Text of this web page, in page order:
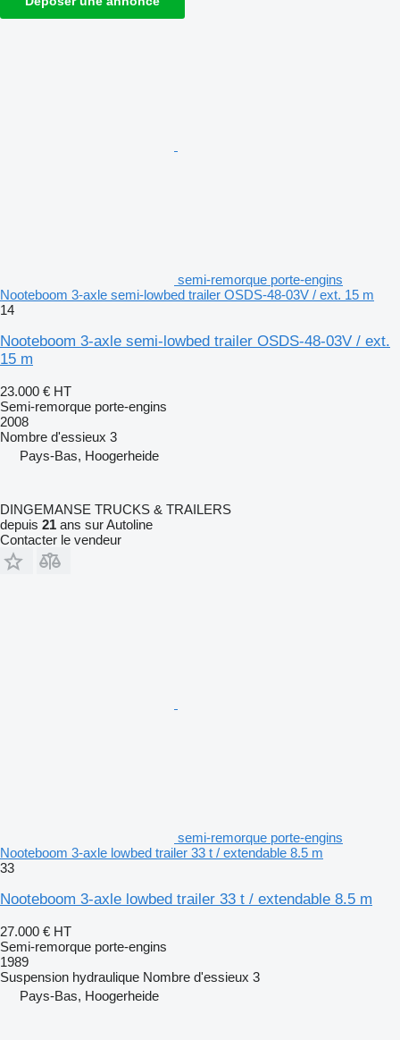
semi-remorque porte-engins
Nooteboom 3-axle semi-lowbed trailer OSDS-48-03V / ext. 15 m
14
Nooteboom 3-axle semi-lowbed trailer OSDS-48-03V / ext.
15 m
23.000 € HT
Semi-remorque porte-engins
2008
Nombre d'essieux 3
Pays-Bas, Hoogerheide
DINGEMANSE TRUCKS & TRAILERS
depuis 21 ans sur Autoline
Contacter le vendeur
semi-remorque porte-engins
Nooteboom 3-axle lowbed trailer 33 t / extendable 8.5 m
33
Nooteboom 3-axle lowbed trailer 33 t / extendable 8.5 m
27.000 € HT
Semi-remorque porte-engins
1989
Suspension hydraulique Nombre d'essieux 3
Pays-Bas, Hoogerheide